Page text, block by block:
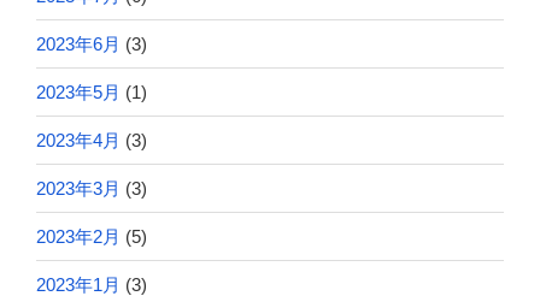
2023年6月 (3)
2023年5月 (1)
2023年4月 (3)
2023年3月 (3)
2023年2月 (5)
2023年1月 (3)